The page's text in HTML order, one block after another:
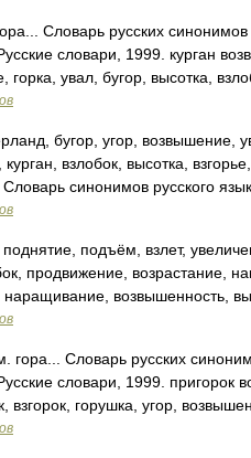
Словарь русских
словари, 1999. курган
горка, увал, бугор, высотка,
бугор, угор, возвышение,
взлобок, высотка,
синонимов русского
подъём, взлет,
продвижение, возрастание,
наращивание, возвышенность,
гора... Словарь русских
словари, 1999. пригорок
взгорок, горушка, угор,